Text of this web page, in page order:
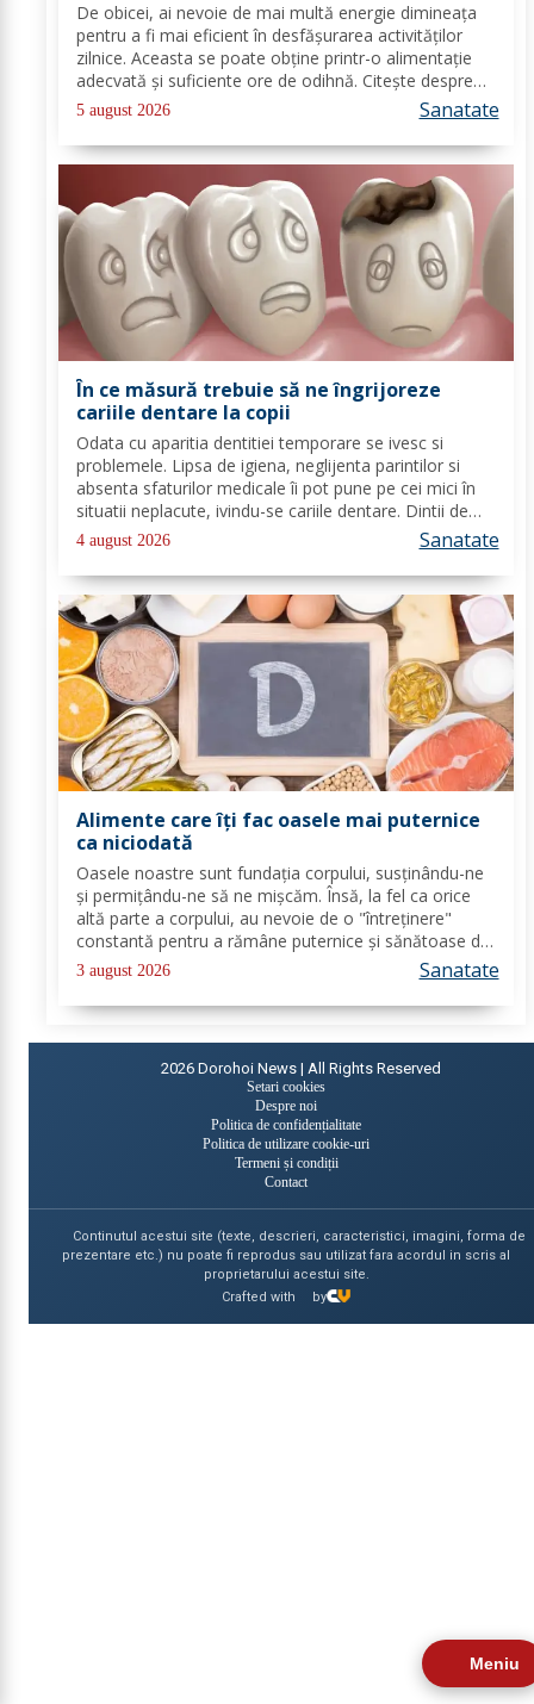
Meniu
De obicei, ai nevoie de mai multă energie dimineața
pentru a fi mai eficient în desfășurarea activităților
zilnice. Aceasta se poate obține printr-o alimentație
adecvată și suficiente ore de odihnă. Citește despre
băuturile care pot oferi energie dimineața. În general,
oamenii aleg să bea cafea...
5 august 2026 Sanatate
În ce măsură trebuie să ne îngrijoreze
cariile dentare la copii
Odata cu aparitia dentitiei temporare se ivesc si
problemele. Lipsa de igiena, neglijenta parintilor si
absenta sfaturilor medicale îi pot pune pe cei mici în
situatii neplacute, ivindu-se cariile dentare. Dintii de
lapte se pot caria asemenea celor permanenti,
diferenta mare este ca structura...
4 august 2026 Sanatate
Alimente care îți fac oasele mai puternice
ca niciodată
Oasele noastre sunt fundația corpului, susținându-ne
și permițându-ne să ne mișcăm. Însă, la fel ca orice
altă parte a corpului, au nevoie de o "întreținere"
constantă pentru a rămâne puternice și sănătoase de-
a lungul vieții. Din fericire, nu ai nevoie de poțiuni
magice, ci de alimente simple, dar...
3 august 2026 Sanatate
2026 Dorohoi News | All Rights Reserved
Setari cookies
Despre noi
Politica de confidențialitate
Politica de utilizare cookie-uri
Termeni și condiții
Contact
Continutul acestui site (texte, descrieri, caracteristici, imagini, forma de
prezentare etc.) nu poate fi reprodus sau utilizat fara acordul in scris al
proprietarului acestui site.
Crafted with
by